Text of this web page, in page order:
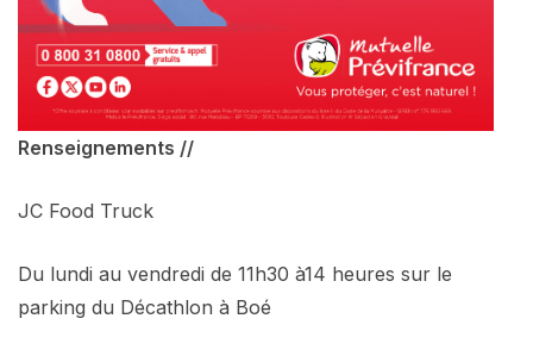
Renseignements //
JC Food Truck
Du lundi au vendredi de 11h30 à14 heures sur le
parking du Décathlon à Boé